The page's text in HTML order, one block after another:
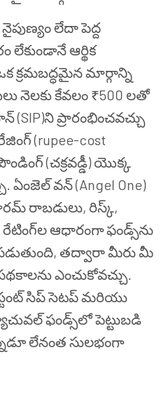
లేదా పెద్ద
లేకుండానే ఆర్థిక
క్రమబద్ధమైన మార్గాన్ని
నెలకు కేవలం ₹500 లతో
(SIP)ని ప్రారంభించవచ్చు
(rupee-cost
(చక్రవడ్డీ) యొక్క
వన్ (Angel One)
రాబడులు, రిస్క్,
ఆధారంగా ఫండ్స్‌ను
తద్వారా మీరు మీ
ఎంచుకోవచ్చు.
సిప్ సెటప్ మరియు
ఫండ్స్‌లో పెట్టుబడి
లేనంత సులభంగా